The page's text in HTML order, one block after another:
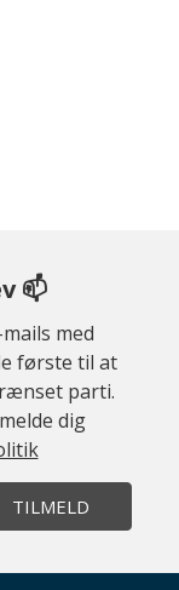
📫
med
første til at
parti.
dig
TILMELD